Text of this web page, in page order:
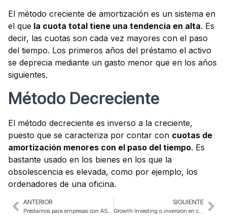
El método creciente de amortización es un sistema en
el que la cuota total tiene una tendencia en alta. Es
decir, las cuotas son cada vez mayores con el paso
del tiempo. Los primeros años del préstamo el activo
se deprecia mediante un gasto menor que en los años
siguientes.
Método Decreciente
El método decreciente es inverso a la creciente,
puesto que se caracteriza por contar con cuotas de
amortización menores con el paso del tiempo. Es
bastante usado en los bienes en los que la
obsolescencia es elevada, como por ejemplo, los
ordenadores de una oficina.
ANTERIOR
Préstamos para empresas con ASNEF
SIGUIENTE
Growth Investing o inversión en crecimiento